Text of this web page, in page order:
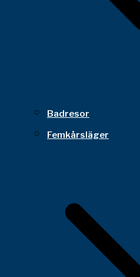
Badresor
Femkårsläger